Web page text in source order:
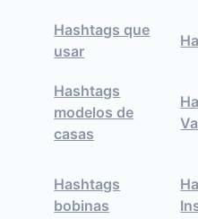
Hashtags que
usar
Hashtags
modelos de
casas
Hashtags
bobinas